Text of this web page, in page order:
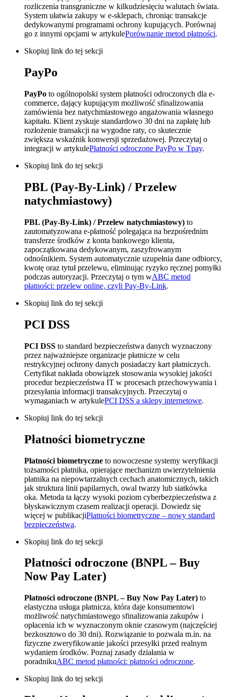
rozliczenia transgraniczne w kilkudziesięciu walutach świata.
System ułatwia zakupy w e-sklepach, chroniąc transakcje
dedykowanymi programami ochrony kupujących. Porównaj
go z innymi opcjami w artykulePorównanie metod płatności.
Skopiuj link do tej sekcji
PayPo
PayPo to ogólnopolski system płatności odroczonych dla e-
commerce, dający kupującym możliwość sfinalizowania
zamówienia bez natychmiastowego angażowania własnego
kapitału. Klient zyskuje standardowo 30 dni na zapłatę lub
rozłożenie transakcji na wygodne raty, co skutecznie
zwiększa wskaźnik konwersji sprzedażowej. Przeczytaj o
integracji w artykulePłatności odroczone PayPo w Tpay.
Skopiuj link do tej sekcji
PBL (Pay-By-Link) / Przelew
natychmiastowy)
PBL (Pay-By-Link) / Przelew natychmiastowy) to
zautomatyzowana e-płatność polegająca na bezpośrednim
transferze środków z konta bankowego klienta,
zapoczątkowana dedykowanym, zaszyfrowanym
odnośnikiem. System automatycznie uzupełnia dane odbiorcy,
kwotę oraz tytuł przelewu, eliminując ryzyko ręcznej pomyłki
podczas autoryzacji. Przeczytaj o tym wABC metod
płatności: przelew online, czyli Pay-By-Link.
Skopiuj link do tej sekcji
PCI DSS
PCI DSS to standard bezpieczeństwa danych wyznaczony
przez najważniejsze organizacje płatnicze w celu
restrykcyjnej ochrony danych posiadaczy kart płatniczych.
Certyfikat nakłada obowiązek stosowania wysokiej jakości
procedur bezpieczeństwa IT w procesach przechowywania i
przesyłania informacji transakcyjnych. Przeczytaj o
wymaganiach w artykulePCI DSS a sklepy internetowe.
Skopiuj link do tej sekcji
Płatności biometryczne
Płatności biometryczne to nowoczesne systemy weryfikacji
tożsamości płatnika, opierające mechanizm uwierzytelnienia
płatnika na niepowtarzalnych cechach anatomicznych, takich
jak struktura linii papilarnych, owal twarzy lub siatkówka
oka. Metoda ta łączy wysoki poziom cyberbezpieczeństwa z
błyskawicznym czasem realizacji operacji. Dowiedz się
więcej w publikacjiPłatności biometryczne – nowy standard
bezpieczeństwa.
Skopiuj link do tej sekcji
Płatności odroczone (BNPL – Buy
Now Pay Later)
Płatności odroczone (BNPL – Buy Now Pay Later) to
elastyczna usługa płatnicza, która daje konsumentowi
możliwość natychmiastowego sfinalizowania zakupów i
opłacenia ich w wyznaczonym oknie czasowym (najczęściej
bezkosztowo do 30 dni). Rozwiązanie to pozwala m.in. na
fizyczne zweryfikowanie jakości przesyłki przed realnym
wydaniem środków. Poznaj zasady działania w
poradnikuABC metod płatności: płatności odroczone.
Skopiuj link do tej sekcji